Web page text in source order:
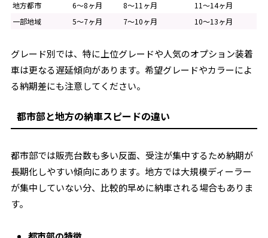
地方都市
6〜8ヶ月 8〜11ヶ月
11〜14ヶ月
一部地域
5〜7ヶ月 7〜10ヶ月 10〜13ヶ月
グレード別では、特に上位グレードや人気のオプション装着
車は更なる遅延傾向があります。希望グレードやカラーによ
る納期差にも注意してください。
都市部と地方の納車スピードの違い
都市部では販売台数も多い反面、受注が集中するため納期が
長期化しやすい傾向にあります。地方では大規模ディーラー
が集中していない分、比較的早めに納車される場合もありま
す。